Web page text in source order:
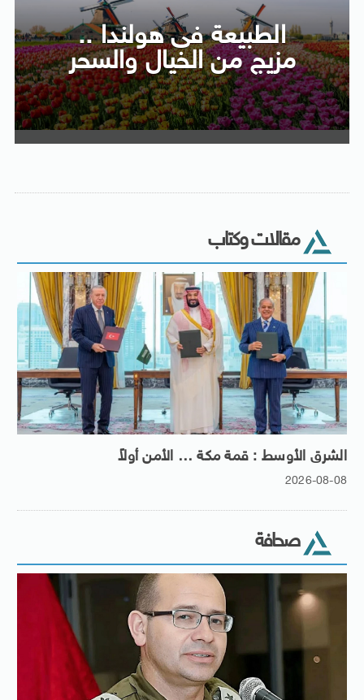
الطبيعة فى هولندا ..
مزيج من الخيال والسحر
مقالات وكتاب
الشرق الأوسط : قمة مكة … الأمن أولاً
2026-08-08
صحافة